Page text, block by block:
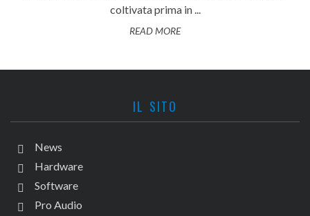
coltivata prima in ...
READ MORE
IL SITO
News
Hardware
Software
Pro Audio